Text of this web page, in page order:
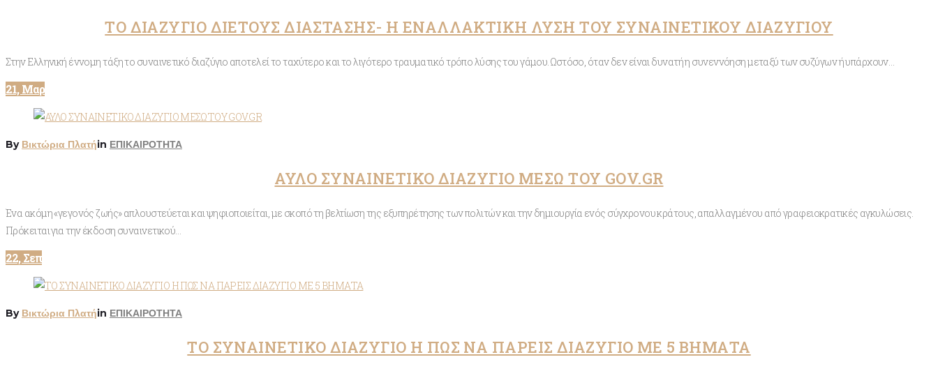
ΤΟ ΔΙΑΖΥΓΙΟ ΔΙΕΤΟΥΣ ΔΙΑΣΤΑΣΗΣ- Η ΕΝΑΛΛΑΚΤΙΚΗ ΛΥΣΗ ΤΟΥ ΣΥΝΑΙΝΕΤΙΚΟΥ ΔΙΑΖΥΓΙΟΥ
Στην Ελληνική έννομη τάξη το συναινετικό διαζύγιο αποτελεί το ταχύτερο και το λιγότερο τραυματικό τρόπο λύσης του γάμου. Ωστόσο, όταν δεν είναι δυνατή η συνεννόηση μεταξύ των συζύγων ή υπάρχουν…
21, Μαρ
By Βικτώρια Πλατήin ΕΠΙΚΑΙΡΟΤΗΤΑ
ΑΥΛΟ ΣΥΝΑΙΝΕΤΙΚΟ ΔΙΑΖΥΓΙΟ ΜΕΣΩ ΤΟΥ GOV.GR
Ένα ακόμη «γεγονός ζωής» απλουστεύεται και ψηφιοποιείται, με σκοπό τη βελτίωση της εξυπηρέτησης των πολιτών και την δημιουργία ενός σύγχρονου κράτους, απαλλαγμένου από γραφειοκρατικές αγκυλώσεις.
Πρόκειται για την έκδοση συναινετικού…
22, Σεπ
By Βικτώρια Πλατήin ΕΠΙΚΑΙΡΟΤΗΤΑ
ΤΟ ΣΥΝΑΙΝΕΤΙΚΟ ΔΙΑΖΥΓΙΟ Η ΠΩΣ ΝΑ ΠΑΡΕΙΣ ΔΙΑΖΥΓΙΟ ΜΕ 5 ΒΗΜΑΤΑ